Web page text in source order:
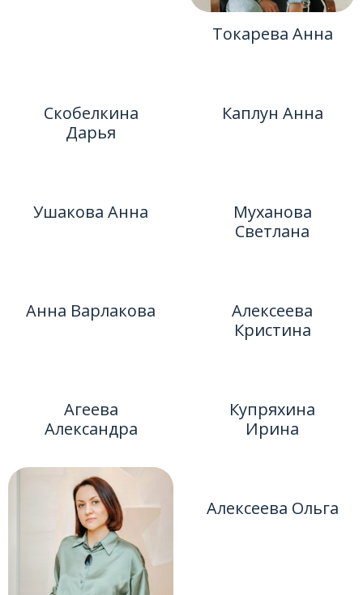
Токарева Анна
Скобелкина
Дарья
Каплун Анна
Ушакова Анна
Муханова
Светлана
Анна Варлакова
Алексеева
Кристина
Агеева
Александра
Купряхина
Ирина
Алексеева Ольга